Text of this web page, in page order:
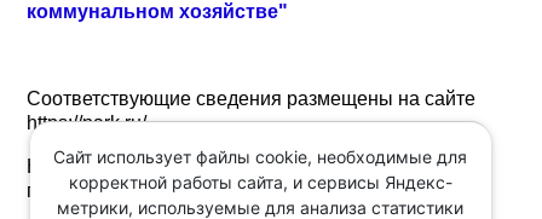
коммунальном хозяйстве"
Соответствующие сведения размещены на сайте
https://nark.ru/.
Настоящий приказ вступает в силу с даты его
подписания и действует до 1 сентября 2028 г.
Сайт использует файлы cookie, необходимые для
корректной работы сайта, и сервисы Яндекс-
метрики, используемые для анализа статистики